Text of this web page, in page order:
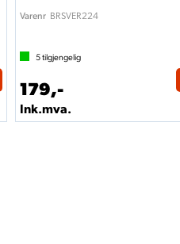
Varenr BRSVER224
5tilgjengelig
179,-
Ink.mva.